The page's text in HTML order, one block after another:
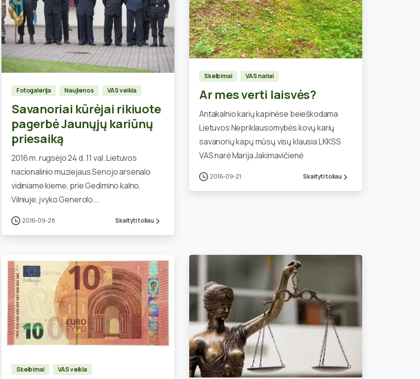
1
Fotogalerija Naujienos VAS veikla
Savanoriai kūrėjai rikiuote
pagerbė Jaunųjų kariūnų
priesaiką
2016 m. rugsėjo 24 d. 11 val. Lietuvos
nacionalinio muziejaus Senojo arsenalo
vidiniame kieme, prie Gedimino kalno,
Vilniuje, įvyko Generolo...
2016-09-28 Skaityti toliau
2
Skelbimai VAS nariai
Ar mes verti laisvės?
Antakalnio karių kapinėse beieškodama
Lietuvos Nepriklausomybės kovų karių
savanorių kapų mūsų visų klausia LKKSS
VAS narė Marija Jakimavičienė
2016-09-21 Skaityti toliau
0
Skelbimai VAS veikla